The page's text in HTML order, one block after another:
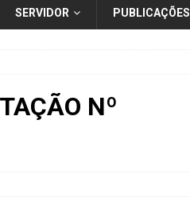
SERVIDOR PUBLICAÇÕES
Nº